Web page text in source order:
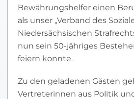
Bewährungshelfer einen
als unser „Verband des
Niedersächsischen
nun sein 50-jähriges
feiern konnte.
Zu den geladenen Gästen
Vertreterinnen aus Politik